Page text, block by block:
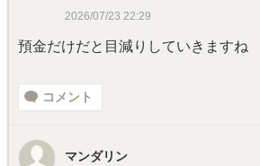
2026/07/23 22:29
預金だけだと目減りしていきますね
コメント
マンダリン